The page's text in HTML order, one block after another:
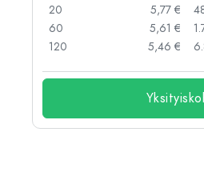
20
5,77 €
60
5,61 €
120
5,46 €